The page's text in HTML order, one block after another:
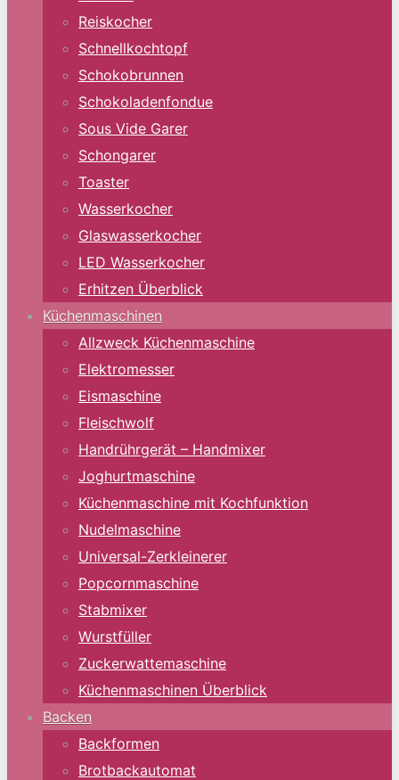
Reiskocher
Schnellkochtopf
Schokobrunnen
Schokoladenfondue
Sous Vide Garer
Schongarer
Toaster
Wasserkocher
Glaswasserkocher
LED Wasserkocher
Erhitzen Überblick
Küchenmaschinen
Allzweck Küchenmaschine
Elektromesser
Eismaschine
Fleischwolf
Handrührgerät – Handmixer
Joghurtmaschine
Küchenmaschine mit Kochfunktion
Nudelmaschine
Universal-Zerkleinerer
Popcornmaschine
Stabmixer
Wurstfüller
Zuckerwattemaschine
Küchenmaschinen Überblick
Backen
Backformen
Brotbackautomat